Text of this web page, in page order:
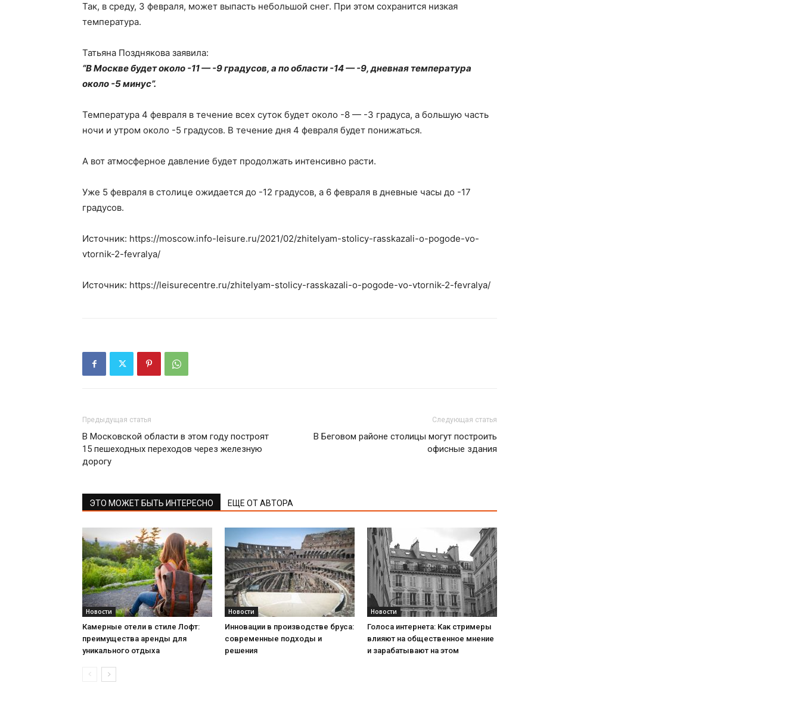
Так, в среду, 3 февраля, может выпасть небольшой снег. При этом сохранится низкая
температура.
Татьяна Позднякова заявила:
“В Москве будет около -11 — -9 градусов, а по области -14 — -9, дневная температура
около -5 минус”.
Температура 4 февраля в течение всех суток будет около ​​-8 — -3 градуса, а большую часть
ночи и утром около -5 градусов. В течение дня 4 февраля будет понижаться.
А вот атмосферное давление будет продолжать интенсивно расти.
Уже 5 февраля в столице ожидается до -12 градусов, а 6 февраля в дневные часы до -17
градусов.
Источник: https://moscow.info-leisure.ru/2021/02/zhitelyam-stolicy-rasskazali-o-pogode-vo-
vtornik-2-fevralya/
Источник: https://leisurecentre.ru/zhitelyam-stolicy-rasskazali-o-pogode-vo-vtornik-2-fevralya/
Предыдущая статья
В Московской области в этом году построят
15 пешеходных переходов через железную
дорогу
Следующая статья
В Беговом районе столицы могут построить
офисные здания
ЭТО МОЖЕТ БЫТЬ ИНТЕРЕСНО ЕЩЕ ОТ АВТОРА
Новости
Камерные отели в стиле Лофт:
преимущества аренды для
уникального отдыха
Новости
Инновации в производстве бруса:
современные подходы и
решения
Новости
Голоса интернета: Как стримеры
влияют на общественное мнение
и зарабатывают на этом